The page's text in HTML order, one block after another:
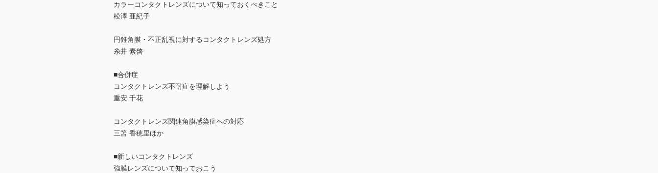
カラーコンタクトレンズについて知っておくべきこと
松澤 亜紀子
円錐角膜・不正乱視に対するコンタクトレンズ処方
糸井 素啓
■合併症
コンタクトレンズ不耐症を理解しよう
重安 千花
コンタクトレンズ関連角膜感染症への対応
三笘 香穂里ほか
■新しいコンタクトレンズ
強膜レンズについて知っておこう